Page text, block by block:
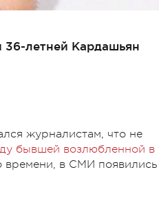
летней Кардашьян
журналистам, что не
бывшей возлюбленной в
времени, в СМИ появились